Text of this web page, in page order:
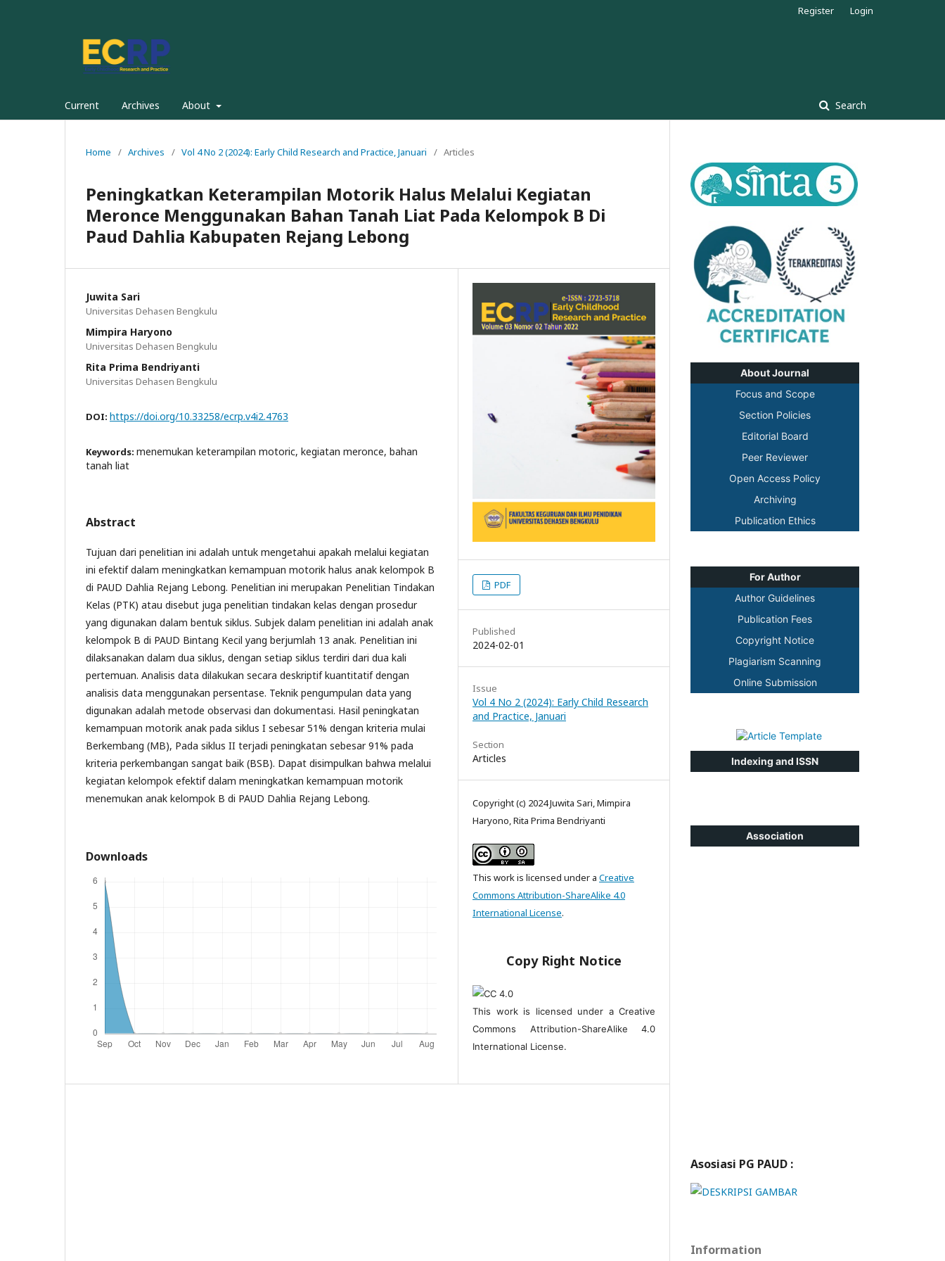
Current Archives About Search
Register Login
Home / Archives / Vol 4 No 2 (2024): Early Child Research and Practice, Januari / Articles
Peningkatkan Keterampilan Motorik Halus Melalui Kegiatan
Meronce Menggunakan Bahan Tanah Liat Pada Kelompok B Di
Paud Dahlia Kabupaten Rejang Lebong
Juwita Sari
Universitas Dehasen Bengkulu
Mimpira Haryono
Universitas Dehasen Bengkulu
Rita Prima Bendriyanti
Universitas Dehasen Bengkulu
DOI: https://doi.org/10.33258/ecrp.v4i2.4763
Keywords: menemukan keterampilan motoric, kegiatan meronce, bahan
tanah liat
Abstract
Tujuan dari penelitian ini adalah untuk mengetahui apakah melalui kegiatan
ini efektif dalam meningkatkan kemampuan motorik halus anak kelompok B
di PAUD Dahlia Rejang Lebong. Penelitian ini merupakan Penelitian Tindakan
Kelas (PTK) atau disebut juga penelitian tindakan kelas dengan prosedur
yang digunakan dalam bentuk siklus. Subjek dalam penelitian ini adalah anak
kelompok B di PAUD Bintang Kecil yang berjumlah 13 anak. Penelitian ini
dilaksanakan dalam dua siklus, dengan setiap siklus terdiri dari dua kali
pertemuan. Analisis data dilakukan secara deskriptif kuantitatif dengan
analisis data menggunakan persentase. Teknik pengumpulan data yang
digunakan adalah metode observasi dan dokumentasi. Hasil peningkatan
kemampuan motorik anak pada siklus I sebesar 51% dengan kriteria mulai
Berkembang (MB), Pada siklus II terjadi peningkatan sebesar 91% pada
kriteria perkembangan sangat baik (BSB). Dapat disimpulkan bahwa melalui
kegiatan kelompok efektif dalam meningkatkan kemampuan motorik
menemukan anak kelompok B di PAUD Dahlia Rejang Lebong.
Downloads
PDF
Published
2024-02-01
Issue
Vol 4 No 2 (2024): Early Child Research
and Practice, Januari
Section
Articles
Copyright (c) 2024 Juwita Sari, Mimpira
Haryono, Rita Prima Bendriyanti
This work is licensed under a Creative
Commons Attribution-ShareAlike 4.0
International License.
Copy Right Notice
This work is licensed under a Creative
Commons Attribution-ShareAlike 4.0
International License.
About Journal
Focus and Scope
Section Policies
Editorial Board
Peer Reviewer
Open Access Policy
Archiving
Publication Ethics
For Author
Author Guidelines
Publication Fees
Copyright Notice
Plagiarism Scanning
Online Submission
Indexing and ISSN
Association
Asosiasi PG PAUD :
Information